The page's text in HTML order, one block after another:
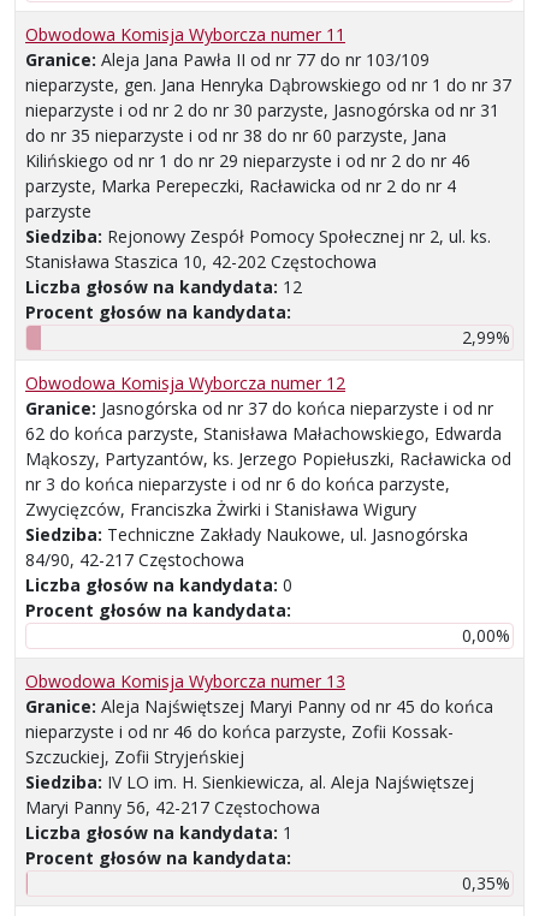
Obwodowa Komisja Wyborcza numer 11
Granice: Aleja Jana Pawła II od nr 77 do nr 103/109
nieparzyste, gen. Jana Henryka Dąbrowskiego od nr 1 do nr 37
nieparzyste i od nr 2 do nr 30 parzyste, Jasnogórska od nr 31
do nr 35 nieparzyste i od nr 38 do nr 60 parzyste, Jana
Kilińskiego od nr 1 do nr 29 nieparzyste i od nr 2 do nr 46
parzyste, Marka Perepeczki, Racławicka od nr 2 do nr 4
parzyste
Siedziba: Rejonowy Zespół Pomocy Społecznej nr 2, ul. ks.
Stanisława Staszica 10, 42-202 Częstochowa
Liczba głosów na kandydata: 12
Procent głosów na kandydata:
2,99%
Obwodowa Komisja Wyborcza numer 12
Granice: Jasnogórska od nr 37 do końca nieparzyste i od nr
62 do końca parzyste, Stanisława Małachowskiego, Edwarda
Mąkoszy, Partyzantów, ks. Jerzego Popiełuszki, Racławicka od
nr 3 do końca nieparzyste i od nr 6 do końca parzyste,
Zwycięzców, Franciszka Żwirki i Stanisława Wigury
Siedziba: Techniczne Zakłady Naukowe, ul. Jasnogórska
84/90, 42-217 Częstochowa
Liczba głosów na kandydata: 0
Procent głosów na kandydata:
0,00%
Obwodowa Komisja Wyborcza numer 13
Granice: Aleja Najświętszej Maryi Panny od nr 45 do końca
nieparzyste i od nr 46 do końca parzyste, Zofii Kossak-
Szczuckiej, Zofii Stryjeńskiej
Siedziba: IV LO im. H. Sienkiewicza, al. Aleja Najświętszej
Maryi Panny 56, 42-217 Częstochowa
Liczba głosów na kandydata: 1
Procent głosów na kandydata:
0,35%